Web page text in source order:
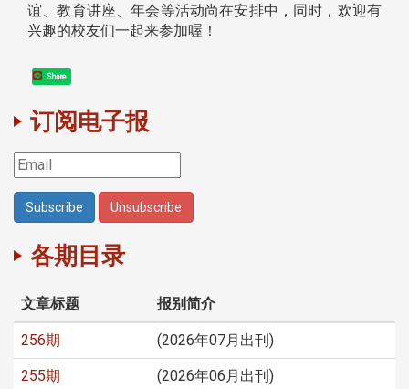
谊、教育讲座、年会等活动尚在安排中，同时，欢迎有
兴趣的校友们一起来参加喔！
Share
订阅电子报
各期目录
文章标题 报别简介
256期 (2026年07月出刊)
255期 (2026年06月出刊)